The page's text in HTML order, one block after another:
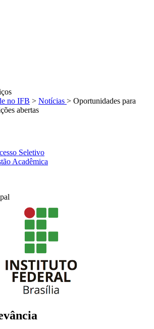
no IFB > Notícias > Oportunidades para
abertas
Seletivo
Acadêmica